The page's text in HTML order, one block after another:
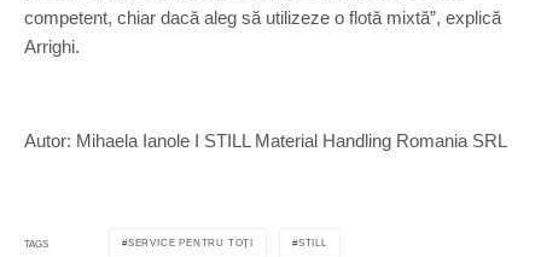
competent, chiar dacă aleg să utilizeze o flotă mixtă”, explică
Arrighi.
Autor: Mihaela Ianole I STILL Material Handling Romania SRL
TAGS SERVICE PENTRU TOȚI STILL